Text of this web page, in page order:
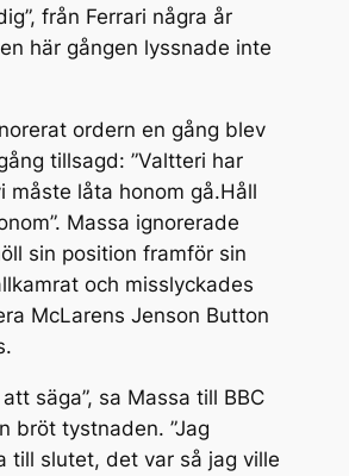
från Ferrari några år
här gången lyssnade inte
ordern en gång blev
tillsagd: ”Valtteri har
måste låta honom gå.Håll
Massa ignorerade
sin position framför sin
och misslyckades
McLarens Jenson Button
säga”, sa Massa till BBC
bröt tystnaden. ”Jag
till slutet, det var så jag ville